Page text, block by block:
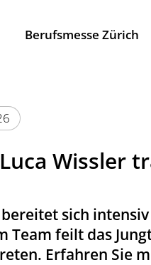
Berufsmesse Zürich
Wissler
sich
Team feilt das
Erfahren Sie